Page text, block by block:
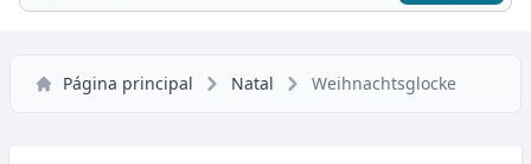
Página principal Natal Weihnachtsglocke